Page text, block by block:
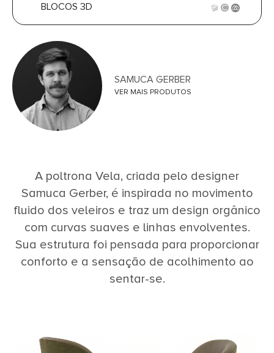
BLOCOS 3D
SAMUCA GERBER
VER MAIS PRODUTOS
A poltrona Vela, criada pelo designer
Samuca Gerber, é inspirada no movimento
fluido dos veleiros e traz um design orgânico
com curvas suaves e linhas envolventes.
Sua estrutura foi pensada para proporcionar
conforto e a sensação de acolhimento ao
sentar-se.